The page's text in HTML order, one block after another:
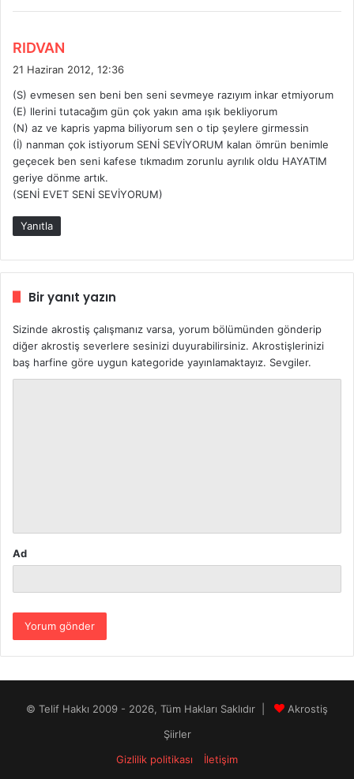
RIDVAN
i
k
i
21 Haziran 2012, 12:36
(S) evmesen sen beni ben seni sevmeye razıyım inkar etmiyorum
(E) llerini tutacağım gün çok yakın ama ışık bekliyorum
(N) az ve kapris yapma biliyorum sen o tip şeylere girmessin
(İ) nanman çok istiyorum SENİ SEVİYORUM kalan ömrün benimle
geçecek ben seni kafese tıkmadım zorunlu ayrılık oldu HAYATIM
geriye dönme artık.
(SENİ EVET SENİ SEVİYORUM)
Yanıtla
Bir yanıt yazın
Sizinde akrostiş çalışmanız varsa, yorum bölümünden gönderip
diğer akrostiş severlere sesinizi duyurabilirsiniz. Akrostişlerinizi
baş harfine göre uygun kategoride yayınlamaktayız. Sevgiler.
Ad
© Telif Hakkı 2009 - 2026, Tüm Hakları Saklıdır |
Akrostiş
Şiirler
Gizlilik politikası
İletişim